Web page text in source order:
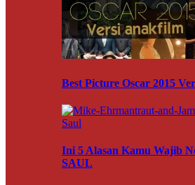
Best Picture Oscar 2015
Ini 5 Alasan Kamu Wajib
SAUL